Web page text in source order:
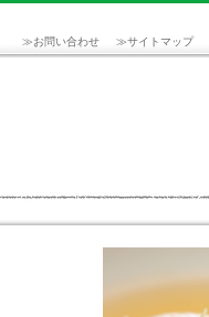
≫お問い合わせ ≫サイトマップ